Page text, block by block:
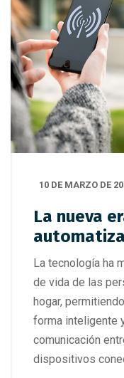
10 DE MARZO DE
La nueva
La tecnología ha
de vida de las
hogar,
forma inteligente
comunicación
dispositivos